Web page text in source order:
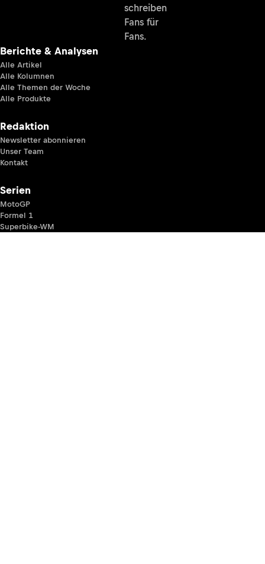
schreiben
Fans für
Fans.
Berichte & Analysen
Alle Artikel
Alle Kolumnen
Alle Themen der Woche
Alle Produkte
Redaktion
Newsletter abonnieren
Unser Team
Kontakt
Serien
MotoGP
Formel 1
Superbike-WM